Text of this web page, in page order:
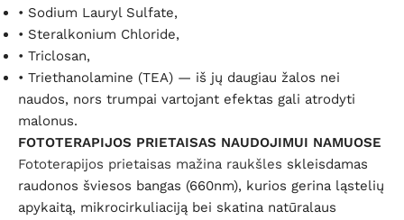
• Sodium Lauryl Sulfate,
• Steralkonium Chloride,
• Triclosan,
• Triethanolamine (TEA) — iš jų daugiau žalos nei
naudos, nors trumpai vartojant efektas gali atrodyti
malonus.
FOTOTERAPIJOS PRIETAISAS NAUDOJIMUI NAMUOSE
Fototerapijos prietaisas mažina raukšles skleisdamas
raudonos šviesos bangas (660nm), kurios gerina ląstelių
apykaitą, mikrocirkuliaciją bei skatina natūralaus